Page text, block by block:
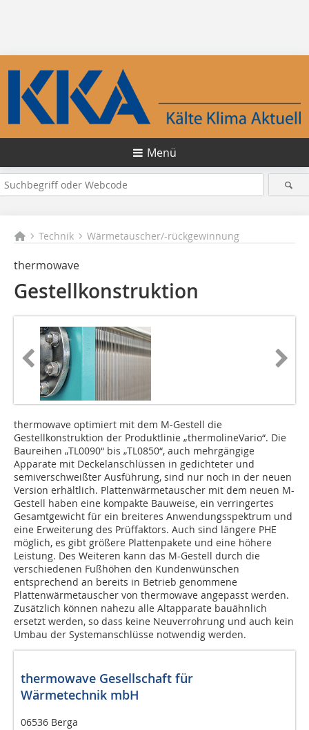
Menü
Technik Wärmetauscher/-rückgewinnung
thermowave
Gestellkonstruktion
thermowave optimiert mit dem M-Gestell die
Gestellkonstruktion der Produktlinie „­thermolineVario“. Die
Baureihen „TL0090“ bis „TL0850“, auch mehrgängige
Apparate mit Deckelanschlüssen in gedichteter und
semiverschweißter Ausführung, sind nur noch in der neuen
Version erhältlich. Plattenwärmetauscher mit dem neuen M-
Gestell haben eine kompakte Bauweise, ein verringertes
Gesamtgewicht für ein breiteres Anwendungsspektrum und
eine Erweiterung des Prüffaktors. Auch sind längere PHE
möglich, es gibt größere Plattenpakete und eine höhere
Leistung. Des Weiteren kann das M-Gestell durch die
verschiedenen Fußhöhen den Kundenwünschen
entsprechend an bereits in Betrieb genommene
Plattenwärmetauscher von thermowave angepasst werden.
Zusätzlich können nahezu alle Altapparate bauähnlich
ersetzt werden, so dass keine Neuverrohrung und auch kein
Umbau der Systemanschlüsse notwendig werden.
thermowave Gesellschaft für
Wärmetechnik mbH
06536 Berga